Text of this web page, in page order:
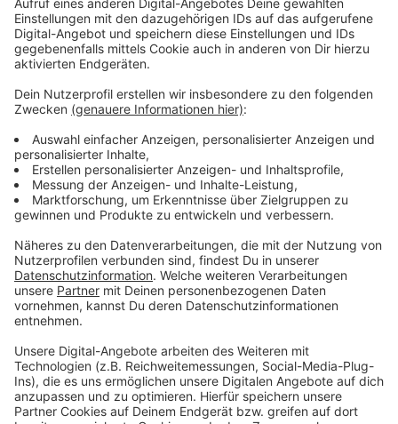
Immer auf dem Laufenden
Verpass' nichts mehr - mit unserem kostenlosen
ANTENNE BAYERN Newsletter. Ob Nachrichten,
Lifestyle oder unsere neuesten Aktionen - wir
informieren dich.
Zum Newsletter anmelden
Du möchtest uns etwas sagen?
Studio Hotline